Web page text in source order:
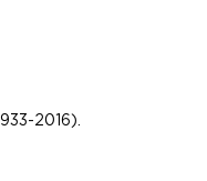
2016).